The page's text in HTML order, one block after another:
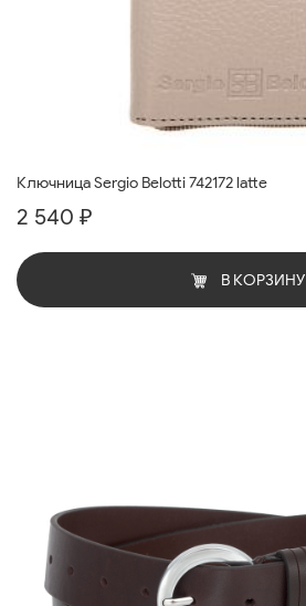
Ключница Sergio Belotti 742172 latte
2 540 ₽
В КОРЗИНУ